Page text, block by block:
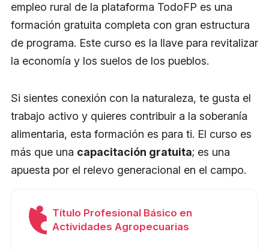
empleo rural de la plataforma TodoFP es una
formación gratuita completa con gran estructura
de programa. Este curso es la llave para revitalizar
la economía y los suelos de los pueblos.
Si sientes conexión con la naturaleza, te gusta el
trabajo activo y quieres contribuir a la soberanía
alimentaria, esta formación es para ti. El curso es
más que una capacitación gratuita; es una
apuesta por el relevo generacional en el campo.
Título Profesional Básico en
Actividades Agropecuarias